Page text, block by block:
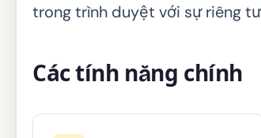
trong trình duyệt với sự riêng
Các tính năng chính